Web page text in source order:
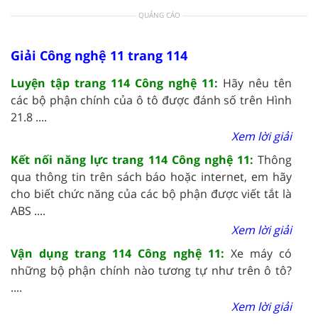
QUẢNG CÁO
Giải Công nghệ 11 trang 114
Luyện tập trang 114 Công nghệ 11: Hãy nêu tên
các bộ phận chính của ô tô được đánh số trên Hình
21.8 ....
Xem lời giải
Kết nối năng lực trang 114 Công nghệ 11: Thông
qua thông tin trên sách báo hoặc internet, em hãy
cho biết chức năng của các bộ phận được viết tắt là
ABS ....
Xem lời giải
Vận dụng trang 114 Công nghệ 11: Xe máy có
những bộ phận chính nào tương tự như trên ô tô?
....
Xem lời giải